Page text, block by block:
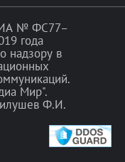
ИА № ФС77–
года
надзору в
Мир".
Ф.И.